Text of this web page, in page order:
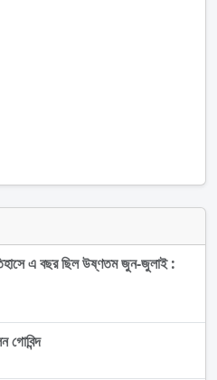
এ বছর ছিল উষ্ণতম জুন-জুলাই :
গোবিন্দ